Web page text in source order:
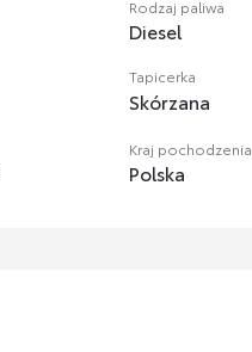
Rodzaj paliwa
Diesel
Tapicerka
Skórzana
Kraj pochodzenia
Polska